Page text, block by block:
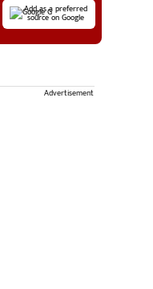
Add as a preferred
source on Google
Advertisement